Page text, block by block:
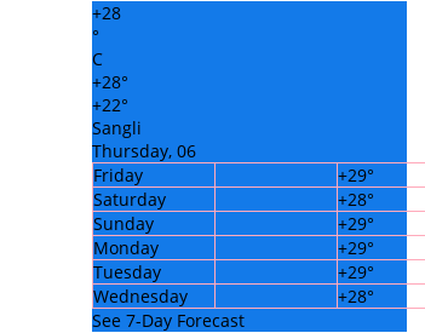
+28
°
C
+28°
+22°
Sangli
Thursday, 06
Friday
+29°
Saturday
+28°
Sunday
+29°
Monday
+29°
Tuesday
+29°
Wednesday
+28°
See 7-Day Forecast